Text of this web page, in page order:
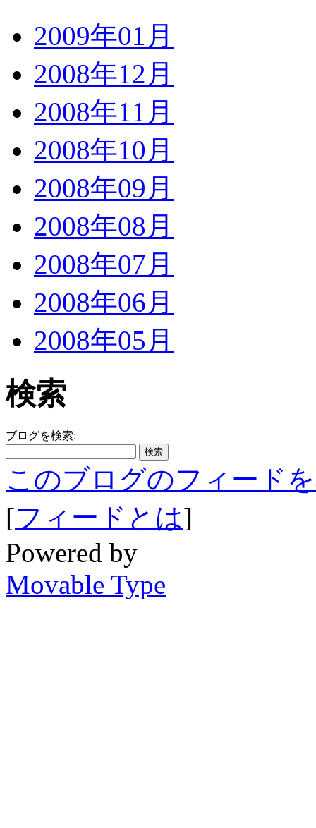
2009年01月
2008年12月
2008年11月
2008年10月
2008年09月
2008年08月
2008年07月
2008年06月
2008年05月
検索
ブログを検索:
このブログのフィード
[フィードとは]
Powered by
Movable Type